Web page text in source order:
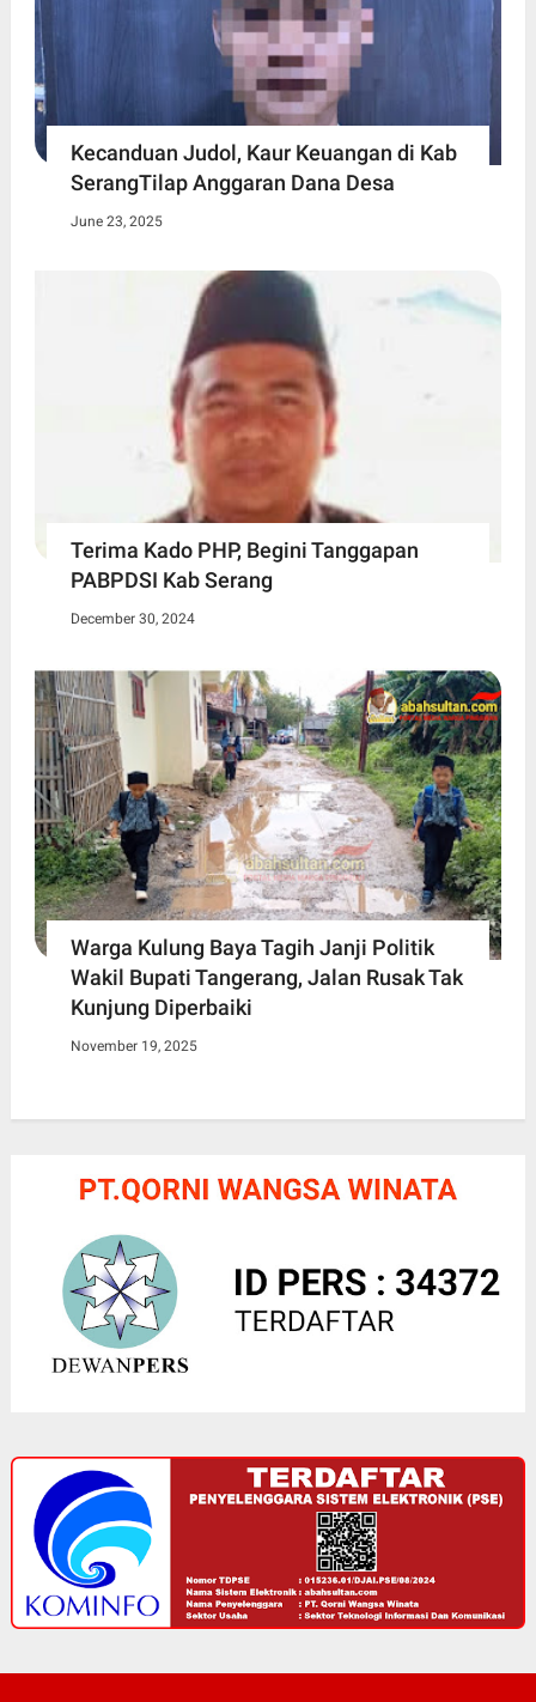
Kecanduan Judol, Kaur Keuangan di Kab
SerangTilap Anggaran Dana Desa
June 23, 2025
Terima Kado PHP, Begini Tanggapan
PABPDSI Kab Serang
December 30, 2024
Warga Kulung Baya Tagih Janji Politik
Wakil Bupati Tangerang, Jalan Rusak Tak
Kunjung Diperbaiki
November 19, 2025